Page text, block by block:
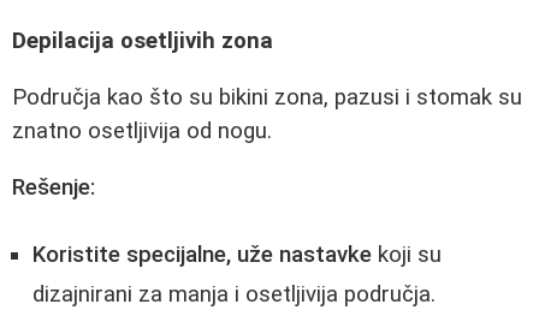
Depilacija osetljivih zona
Područja kao što su bikini zona, pazusi i stomak su
znatno osetljivija od nogu.
Rešenje:
Koristite specijalne, uže nastavke koji su
dizajnirani za manja i osetljivija područja.